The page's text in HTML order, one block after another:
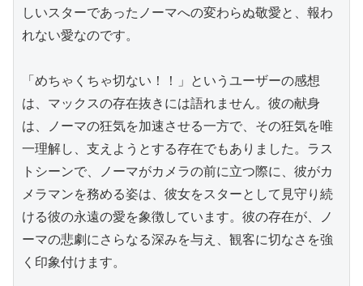
しいスターであったノーマへの変わらぬ敬愛と、報わ
れない愛なのです。
「めちゃくちゃ切ない！！」というユーザーの感想
は、マックスの存在抜きには語れません。彼の献身
は、ノーマの狂気を加速させる一方で、その狂気を唯
一理解し、支えようとする存在でもありました。ラス
トシーンで、ノーマがカメラの前に立つ際に、彼がカ
メラマンを務める姿は、彼女をスターとして見守り続
ける彼の永遠の愛を象徴しています。彼の存在が、ノ
ーマの悲劇にさらなる深みを与え、観客に切なさを強
く印象付けます。